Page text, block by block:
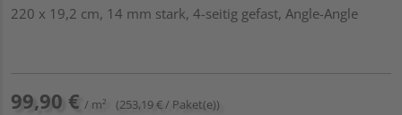
220 x 19,2 cm, 14 mm stark, 4-seitig gefast, Angle-Angle
99,90 € / m² (253,19 € / Paket(e))